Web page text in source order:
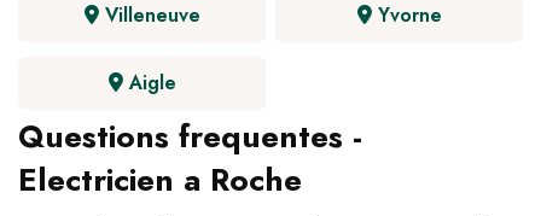
Villeneuve Yvorne
Aigle
Questions frequentes -
Electricien a Roche